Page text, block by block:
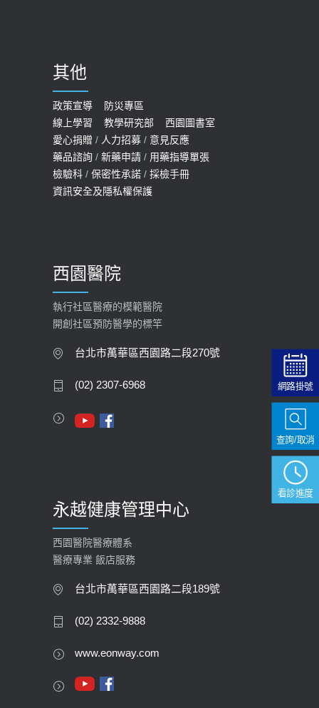
預約
2022-01-07
114年【公費流感及新冠疫苗】門診
預約
2025-09-30
【快速肝癌篩檢MRI】新檢查服務
2026-02-06
大吃大喝、肥胖害到膽囊！膽結石、
膽息肉如何處理？
2023-09-27
其他
政策宣導
防災專區
線上學習
教學研究部
西園圖書室
愛心捐贈 / 人力招募 / 意見反應
藥品諮詢 / 新藥申請 / 用藥指導單張
檢驗科 / 保密性承諾 / 採檢手冊
資訊安全及隱私權保護
西園醫院
執行社區醫療的模範醫院
開創社區預防醫學的標竿
台北市萬華區西園路二段270號
(02) 2307-6968
永越健康管理中心
西園醫院醫療體系
醫療專業 飯店服務
台北市萬華區西園路二段189號
(02) 2332-9888
www.eonway.com
網路掛號
看診進度
查詢/取消